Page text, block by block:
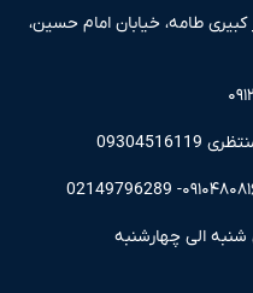
کبیری طامه، خیابان امام حسین،